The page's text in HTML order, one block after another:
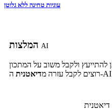
עוגיות טחינה ללא גלוטן
AI
רוצים לקבל עזרה מדיאטנית